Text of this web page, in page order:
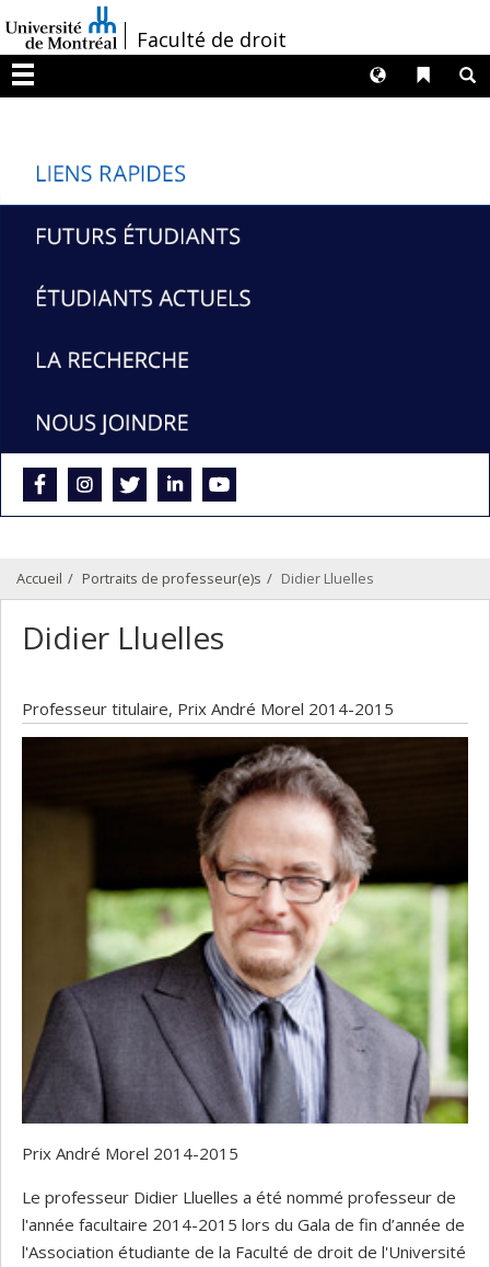
au
contenu
/Faculté de droit
Menu
Liens
Langues
Accueil Portraits de professeur(e)s Didier Lluelles
Didier Lluelles
Professeur titulaire, Prix André Morel 2014-2015
Prix André Morel 2014-2015
Le professeur Didier Lluelles a été nommé professeur de
l'année facultaire 2014-2015 lors du Gala de fin d’année de
l'Association étudiante de la Faculté de droit de l'Université